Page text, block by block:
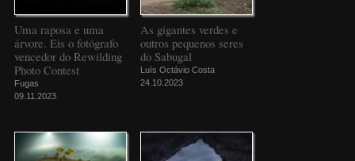
Uma raposa e uma
árvore. Eis o fotógrafo
vencedor do Rewilding
Photo Contest
Fugas
09.11.2023
As gigantes verdes e
outros pequenos seres
do Sabugal
Luís Octávio Costa
24.10.2023